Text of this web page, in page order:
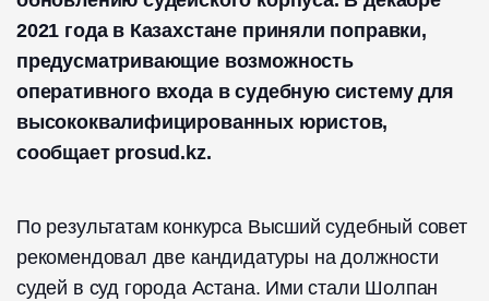
2021 года в Казахстане приняли поправки,
предусматривающие возможность
оперативного входа в судебную систему для
высококвалифицированных юристов,
сообщает prosud.kz.
По результатам конкурса Высший судебный совет
рекомендовал две кандидатуры на должности
судей в суд города Астана. Ими стали Шолпан